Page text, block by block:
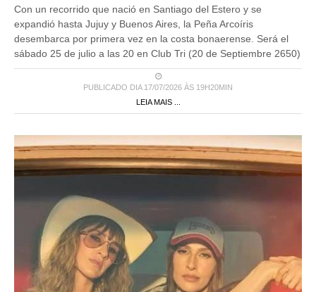
Con un recorrido que nació en Santiago del Estero y se
expandió hasta Jujuy y Buenos Aires, la Peña Arcoíris
desembarca por primera vez en la costa bonaerense. Será el
sábado 25 de julio a las 20 en Club Tri (20 de Septiembre 2650)
PUBLICADO DIA 17/07/2026 ÀS 19H20MIN
LEIA MAIS ...